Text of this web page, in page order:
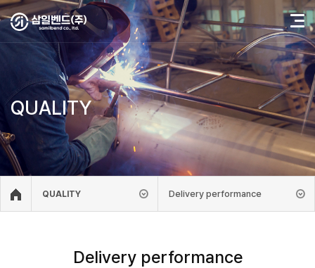
QUALITY
QUALITY Delivery performance
Delivery performance